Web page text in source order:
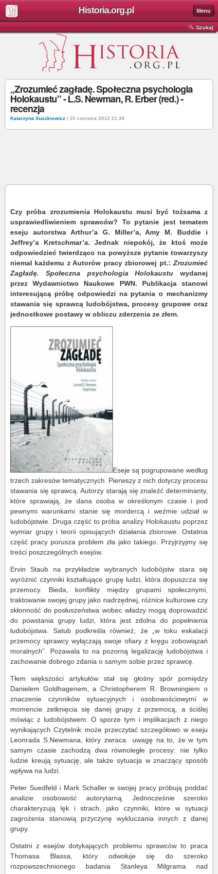
Historia.org.pl Menu
Szukaj
„Zrozumieć zagładę. Społeczna psychologia
Holokaustu” - L.S. Newman, R. Erber (red.) -
recenzja
Katarzyna Suszkiewicz | 10 czerwca 2012 21:38
Czy próba zrozumienia Holokaustu musi być tożsama z
usprawiedliwieniem sprawców? To pytanie jest tematem
eseju autorstwa Arthur’a G. Miller’a, Amy M. Buddie i
Jeffrey’a Kretschmar’a. Jednak niepokój, że ktoś może
odpowiedzieć twierdząco na powyższe pytanie towarzyszy
niemal każdemu z Autorów pracy zbiorowej pt.: Zrozumieć
Zagładę. Społeczna psychologia Holokaustu wydanej
przez Wydawnictwo Naukowe PWN. Publikacja stanowi
interesującą próbę odpowiedzi na pytania o mechanizmy
stawania się sprawcą ludobójstwa, procesy grupowe oraz
jednostkowe postawy w obliczu zderzenia ze złem.
Eseje są pogrupowane według
trzech zakresów tematycznych. Pierwszy z nich dotyczy procesu
stawania się sprawcą. Autorzy starają się znaleźć determinanty,
które sprawiają, że dana osoba w określonym czasie i pod
pewnymi warunkami stanie się mordercą i weźmie udział w
ludobójstwie. Druga część to próba analizy Holokaustu poprzez
wymiar grupy i teorii opisujących działania zbiorowe. Ostatnia
część pracy porusza problem zła jako takiego. Przyjrzyjmy się
treści poszczególnych esejów.
Ervin Staub na przykładzie wybranych ludobójstw stara się
wyróżnić czynniki kształtujące grupę ludzi, która dopuszcza się
przemocy. Bieda, konflikty między grupami społecznymi,
traktowanie swojej grupy jako nadrzędnej, różnice kulturowe czy
skłonność do posłuszeństwa wobec władzy mogą doprowadzić
do powstania grupy ludzi, która jest zdolna do popełnienia
ludobójstwa. Satub podkreśla również, że „w toku eskalacji
przemocy sprawcy wyłączają swoje ofiary z kręgu zobowiązań
moralnych”. Pozawala to na pozorną legalizację ludobójstwa i
zachowanie dobrego zdania o samym sobie przez sprawcę.
Tłem większości artykułów stał się głośny spór pomiędzy
Danielem Goldhagenem, a Christopherem R. Browningiem o
znaczenie czynników sytuacyjnych i osobowościowymi w
momencie zetknięcia się danej grupy z przemocą, a ściślej
mówiąc z ludobójstwem. O sporze tym i implikacjach z niego
wynikających Czytelnik może przeczytać szczegółowo w eseju
Leonrada S.Newmana, który zwraca uwagę na to, że w tym
samym czasie zachodzą dwa równoległe procesy: nie tylko
ludzie kreują sytuację, ale także sytuacja w znaczący sposób
wpływa na ludzi.
Peter Suedfeld i Mark Schaller w swojej pracy próbują poddać
analizie osobowość autorytarną. Jednocześnie szeroko
charakteryzują lęk i strach, jako czynniki, które w sytuacji
zagrożenia stanowią przyczynę wykluczania innych z danej
grupy.
Ostatni z esejów dotykających problemu sprawców to praca
Thomasa Blassa, który odwołuje się do szeroko
rozpowszechnionego badania Stanleya Milgrama nad